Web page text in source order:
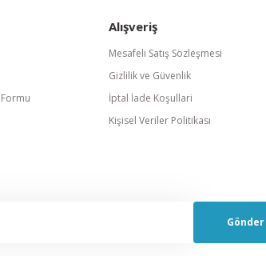
Alışveriş
Mesafeli Satış Sözleşmesi
Gizlilik ve Güvenlik
İptal İade Koşullari
Kişisel Veriler Politikası
Gönder